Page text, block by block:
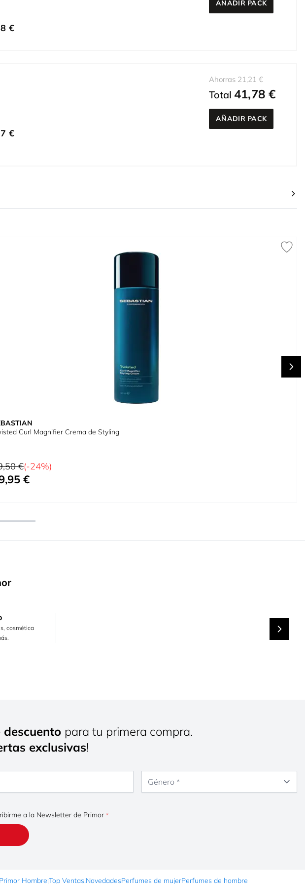
€
AÑADIR PACK
€
Ahorras 21,21 €
Total 41,78 €
AÑADIR PACK
Curl Magnifier Crema de Styling
habitual
€(-24%)
especial
€
cosmética
descuento para tu primera compra.
exclusivas!
a la Newsletter de Primor
Primor Hombre¡Top Ventas!NovedadesPerfumes de mujerPerfumes de hombre